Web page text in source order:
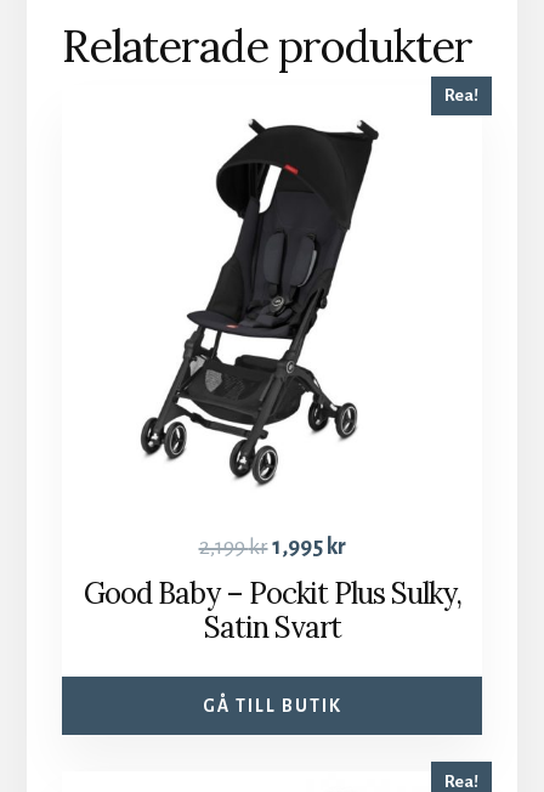
Relaterade produkter
Rea!
2,199kr1,995 kr
Good Baby – Pockit Plus Sulky,
Satin Svart
GÅ TILL BUTIK
Rea!